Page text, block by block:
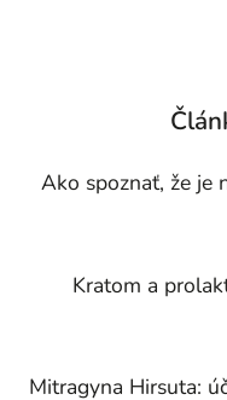
Ako spoznať, že je
Kratom a
Mitragyna Hirsuta: